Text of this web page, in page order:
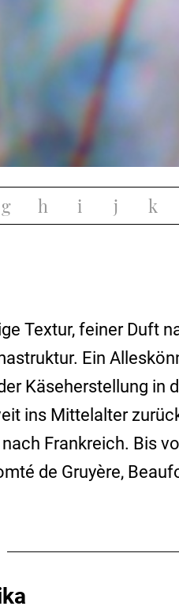
g h i j k
Textur, feiner Duft
Ein
Käseherstellung
ins Mittelalter
Frankreich. Bis
de Gruyère,